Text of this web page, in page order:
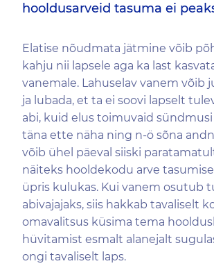
hooldusarveid tasuma ei
Elatise nõudmata jätmine võib
kahju nii lapsele aga ka last
vanemale. Lahuselav vanem võib
ja lubada, et ta ei soovi lapselt
abi, kuid elus toimuvaid sündmusi
täna ette näha ning n-ö sõna
võib ühel päeval siiski
näiteks hooldekodu arve
üpris kulukas. Kui vanem osutub
abivajajaks, siis hakkab tavaliselt
omavalitsus küsima tema
hüvitamist esmalt alanejalt
ongi tavaliselt laps.